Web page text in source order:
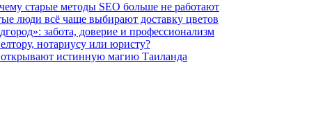
старые методы SEO больше не работают
люди всё чаще выбирают доставку цветов
забота, доверие и профессионализм
нотариусу или юристу?
открывают истинную магию Таиланда